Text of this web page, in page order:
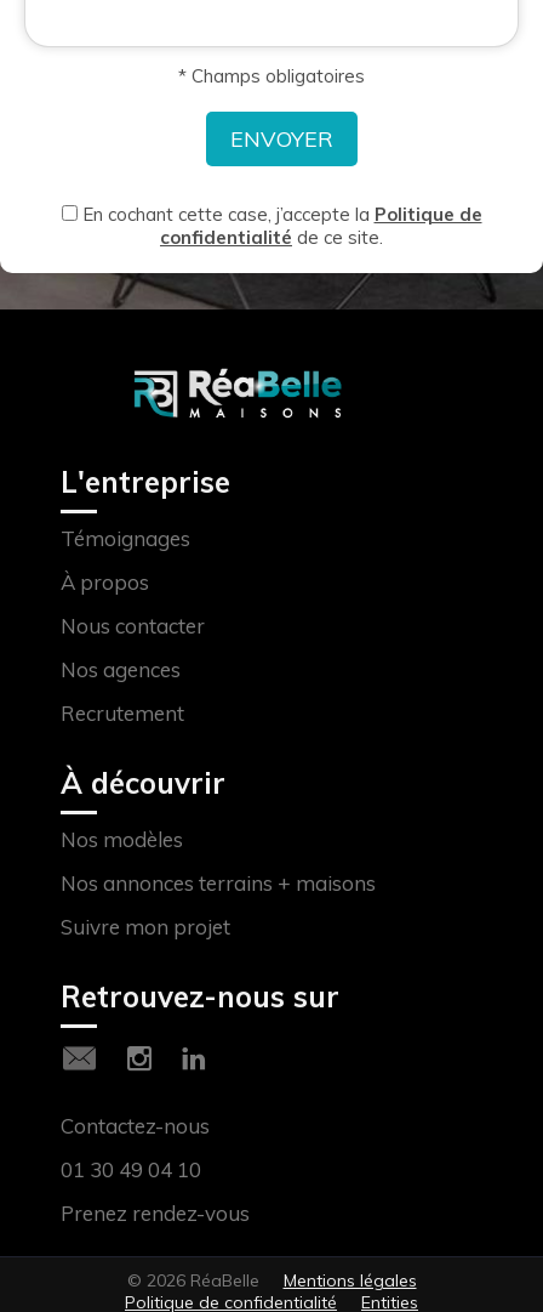
* Champs obligatoires
En cochant cette case, j’accepte la Politique de
confidentialité de ce site.
L'entreprise
Témoignages
À propos
Nous contacter
Nos agences
Recrutement
À découvrir
Nos modèles
Nos annonces terrains + maisons
Suivre mon projet
Retrouvez-nous sur
Contactez-nous
01 30 49 04 10
Prenez rendez-vous
© 2026 RéaBelle
Mentions légales
Politique de confidentialité
Entities